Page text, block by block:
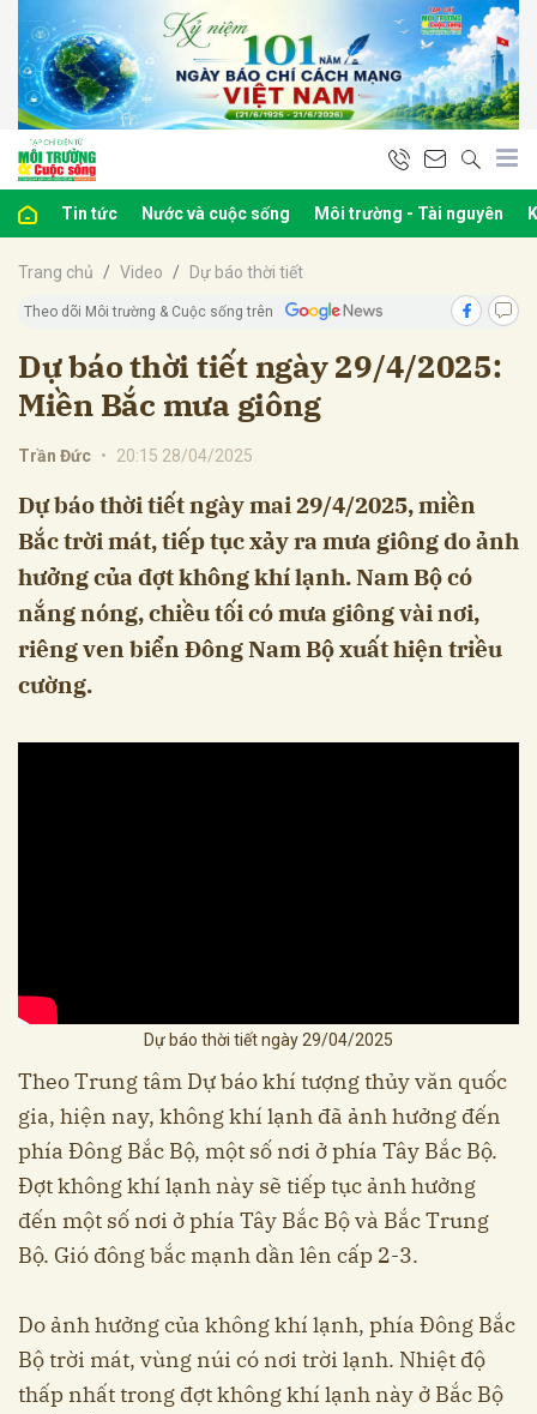
Tin tức Nước và cuộc sống Môi trường - Tài nguyên
Trang chủ Video Dự báo thời tiết
Theo dõi Môi trường & Cuộc sống trên
Dự báo thời tiết ngày 29/4/2025:
Miền Bắc mưa giông
Trần Đức • 20:15 28/04/2025
Dự báo thời tiết ngày mai 29/4/2025, miền
Bắc trời mát, tiếp tục xảy ra mưa giông do ảnh
hưởng của đợt không khí lạnh. Nam Bộ có
nắng nóng, chiều tối có mưa giông vài nơi,
riêng ven biển Đông Nam Bộ xuất hiện triều
cường.
Dự báo thời tiết ngày 29/04/2025
Theo Trung tâm Dự báo khí tượng thủy văn quốc
gia, hiện nay, không khí lạnh đã ảnh hưởng đến
phía Đông Bắc Bộ, một số nơi ở phía Tây Bắc Bộ.
Đợt không khí lạnh này sẽ tiếp tục ảnh hưởng
đến một số nơi ở phía Tây Bắc Bộ và Bắc Trung
Bộ. Gió đông bắc mạnh dần lên cấp 2-3.
Do ảnh hưởng của không khí lạnh, phía Đông Bắc
Bộ trời mát, vùng núi có nơi trời lạnh. Nhiệt độ
thấp nhất trong đợt không khí lạnh này ở Bắc Bộ
luận